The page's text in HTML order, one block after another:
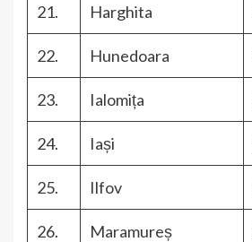
21. Harghita
22. Hunedoara
23. Ialomița
24. Iași
25. Ilfov
26. Maramureș